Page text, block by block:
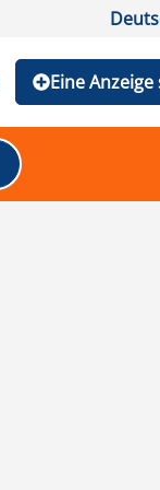
Eine